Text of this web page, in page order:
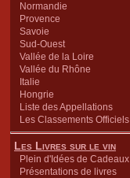
Normandie
Provence
Savoie
Sud-Ouest
Vallée de la Loire
Vallée du Rhône
Italie
Hongrie
Liste des Appellations
Les Classements Officiels
Les Livres sur le vin
Plein d'Idées de Cadeaux
Présentations de livres